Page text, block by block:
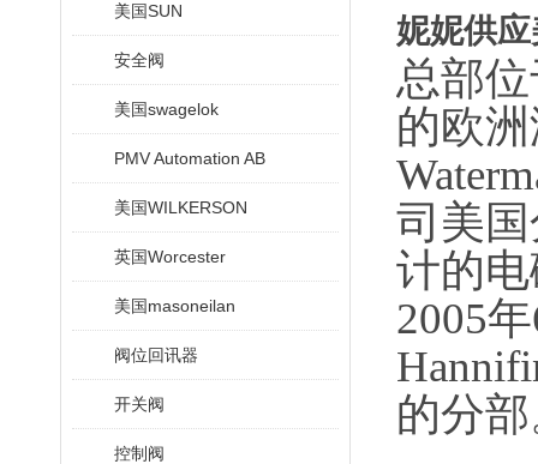
美国SUN
安全阀
美国swagelok
PMV Automation AB
美国WILKERSON
英国Worcester
美国masoneilan
阀位回讯器
开关阀
控制阀
妮妮供
总部
的欧
司美
计的电
2005
的分